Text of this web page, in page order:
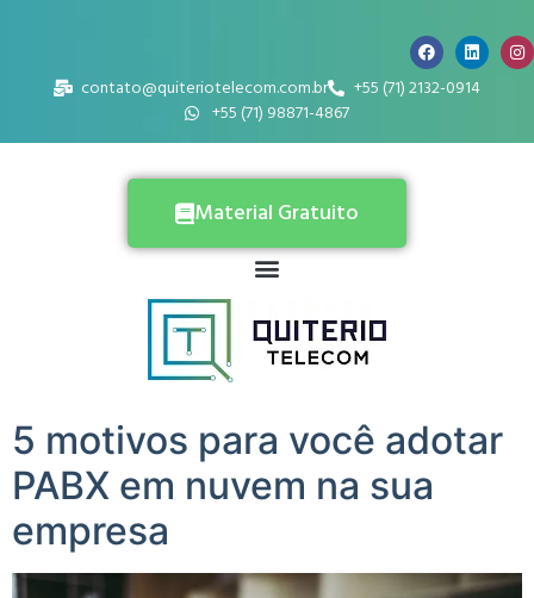
contato@quiteriotelecom.com.br
+55 (71) 2132-0914
+55 (71) 98871-4867
Material Gratuito
5 motivos para você adotar
PABX em nuvem na sua
empresa